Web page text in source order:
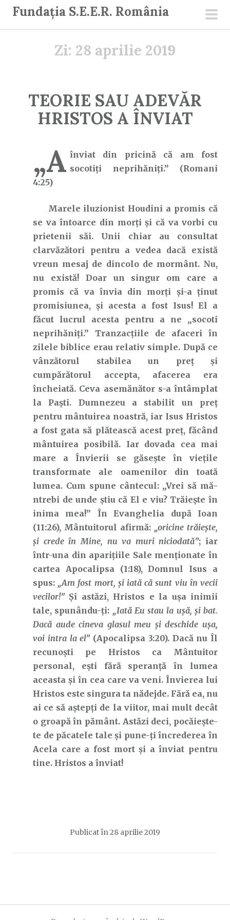
Fundația S.E.E.R. România
Zi: 28 aprilie 2019
TEORIE SAU ADEVĂR
HRISTOS A ÎNVIAT
„A înviat din pricină că am fost
socotiţi neprihăniţi.” (Romani
4:25)
Marele iluzionist Houdini a promis că
se va întoarce din morți și că va vorbi cu
prietenii săi. Unii chiar au consultat
clarvăzători pentru a vedea dacă există
vreun mesaj de dincolo de mormânt. Nu,
nu există! Doar un singur om care a
promis că va învia din morți și-a ținut
promisiunea, și acesta a fost Isus! El a
făcut lucrul acesta pentru a ne „socoti
neprihăniți.” Tranzacțiile de afaceri în
zilele biblice erau relativ simple. După ce
vânzătorul stabilea un preț și
cumpărătorul accepta, afacerea era
încheiată. Ceva asemănător s-a întâmplat
la Paști. Dumnezeu a stabilit un preț
pentru mântuirea noastră, iar Isus Hristos
a fost gata să plătească acest preț, făcând
mântuirea posibilă. Iar dovada cea mai
mare a Învierii se găsește în viețile
transformate ale oamenilor din toată
lumea. Cum spune cântecul: „Vrei să mă-
ntrebi de unde știu că El e viu? Trăiește în
inima mea!” În Evanghelia după Ioan
(11:26), Mântuitorul afirmă: „oricine trăieşte,
şi crede în Mine, nu va muri niciodată”; iar
într-una din aparițiile Sale menționate în
cartea Apocalipsa (1:18), Domnul Isus a
spus: „Am fost mort, şi iată că sunt viu în vecii
vecilor!” Și astăzi, Hristos e la ușa inimii
tale, spunându-ți: „Iată Eu stau la uşă, şi bat.
Dacă aude cineva glasul meu şi deschide uşa,
voi intra la el” (Apocalipsa 3:20). Dacă nu Îl
recunoști pe Hristos ca Mântuitor
personal, ești fără speranță în lumea
aceasta și în cea care va veni. Învierea lui
Hristos este singura ta nădejde. Fără ea, nu
ai ce să aștepți de la viitor, mai mult decât
o groapă în pământ. Astăzi deci, pocăiește-
te de păcatele tale și pune-ți încrederea în
Acela care a fost mort și a înviat pentru
tine. Hristos a înviat!
Publicat în 28 aprilie 2019